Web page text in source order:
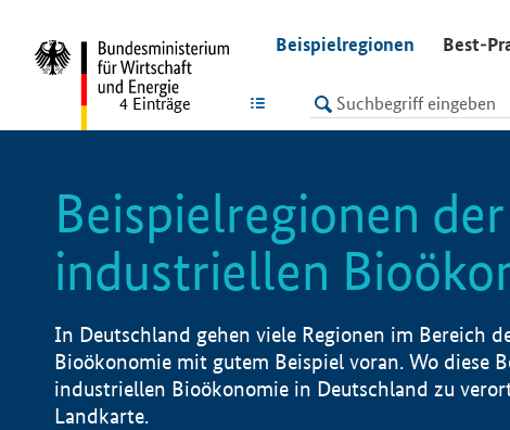
Beispielregionen Best-
LISTE
4 Einträge
Beispielregionen der
industriellen
In Deutschland gehen viele Regionen im Bereich
Bioökonomie mit gutem Beispiel voran. Wo diese
industriellen Bioökonomie in Deutschland zu
Landkarte.